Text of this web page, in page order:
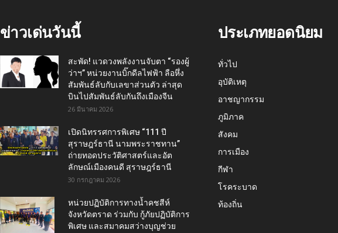
ข่าวเด่นวันนี้
สะพัด! แวดวงพลังงานจับตา “รองผู้
ว่าฯ” หน่วยงานบิ๊กดีลไฟฟ้า ลือหึ่ง
สัมพันธ์ลับกับเลขาส่วนตัว ล่าสุด
บินไปสัมพันธ์ลับกันถึงเมืองจีน
26 มีนาคม 2026
เปิดนิทรรศการพิเศษ “111 ปี
สุราษฎร์ธานี นามพระราชทาน”
ถ่ายทอดประวัติศาสตร์และอัต
ลักษณ์เมืองคนดี สุราษฎร์ธานี
30 กรกฎาคม 2026
หน่วยปฏิบัติการทางน้ำคชสีห์
จังหวัดตราด ร่วมกับ กู้ภัยปฏิบัติการ
พิเศษ และสมาคมสว่างบุญช่วย
ประเภทยอดนิยม
ทั่วไป
อุบัติเหตุ
อาชญากรรม
ภูมิภาค
สังคม
การเมือง
กีฬา
โรคระบาด
ท้องถิ่น